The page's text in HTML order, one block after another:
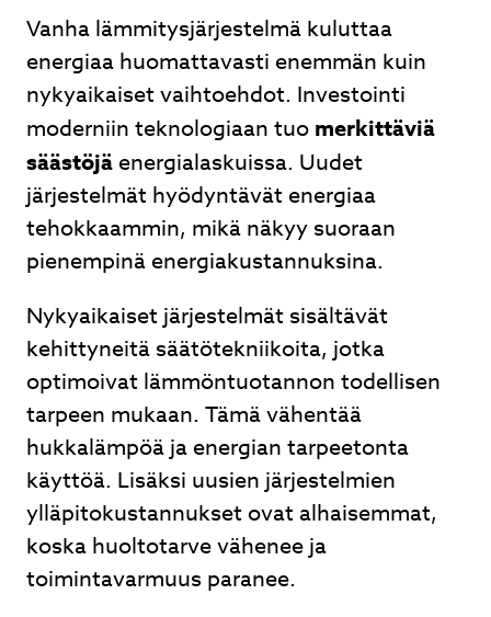
Vanha lämmitysjärjestelmä kuluttaa
energiaa huomattavasti enemmän kuin
nykyaikaiset vaihtoehdot. Investointi
moderniin teknologiaan tuo merkittäviä
säästöjä energialaskuissa. Uudet
järjestelmät hyödyntävät energiaa
tehokkaammin, mikä näkyy suoraan
pienempinä energiakustannuksina.
Nykyaikaiset järjestelmät sisältävät
kehittyneitä säätötekniikoita, jotka
optimoivat lämmöntuotannon todellisen
tarpeen mukaan. Tämä vähentää
hukkalämpöä ja energian tarpeetonta
käyttöä. Lisäksi uusien järjestelmien
ylläpitokustannukset ovat alhaisemmat,
koska huoltotarve vähenee ja
toimintavarmuus paranee.